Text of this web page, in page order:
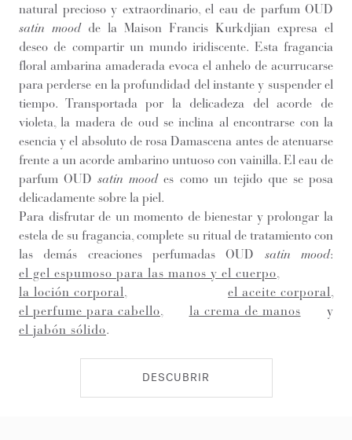
natural precioso y extraordinario, el eau de parfum OUD
satin moodde la Maison Francis Kurkdjian expresa el
deseo de compartir un mundo iridiscente. Esta fragancia
floral ambarina amaderada evoca el anhelo de acurrucarse
para perderse en la profundidad del instante y suspender el
tiempo. Transportada por la delicadeza del acorde de
violeta, la madera de oud se inclina al encontrarse con la
esencia y el absoluto de rosa Damascena antes de atenuarse
frente a un acorde ambarino untuoso con vainilla. El eau de
parfum OUDsatin moodes como un tejido que se posa
delicadamente sobre la piel.
Para disfrutar de un momento de bienestar y prolongar la
estela de su fragancia, complete su ritual de tratamiento con
las demás creaciones perfumadas OUD satin mood:
el gel espumoso para las manos y el cuerpo
la loción corporal
el aceite corporal
el perfume para cabello
la crema de manos y
el jabón sólido.
DESCUBRIR